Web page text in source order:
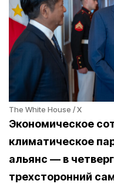
The White House / X
Экономическое
климатическое
альянс — в
трехсторонний